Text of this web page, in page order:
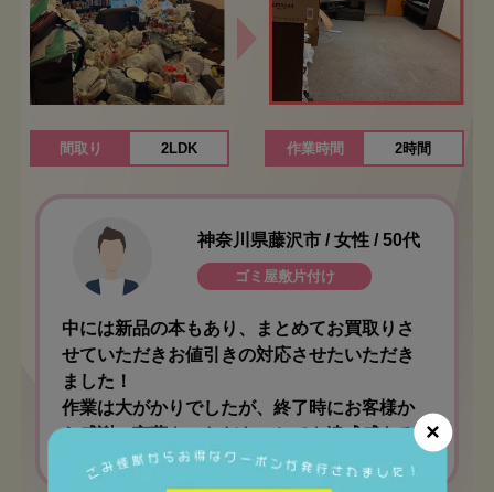
×
間取り 2LDK 作業時間 2時間
神奈川県藤沢市 / 女性 / 50代
ゴミ屋敷片付け
中には新品の本もあり、まとめてお買取りさ
せていただきお値引きの対応させたいただき
ました！
作業は大がかりでしたが、終了時にお客様か
ら感謝の言葉をいただき、とても達成感ある
作業でした！